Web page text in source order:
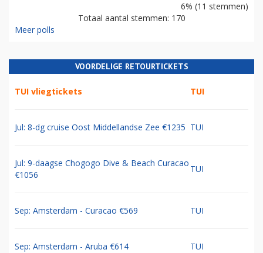
6% (11 stemmen)
Totaal aantal stemmen: 170
Meer polls
VOORDELIGE RETOURTICKETS
TUI vliegtickets TUI
Jul: 8-dg cruise Oost Middellandse Zee €1235 TUI
Jul: 9-daagse Chogogo Dive & Beach Curacao
€1056
TUI
Sep: Amsterdam - Curacao €569 TUI
Sep: Amsterdam - Aruba €614 TUI